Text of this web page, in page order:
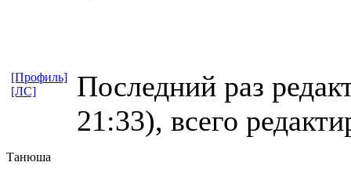
Последний раз
21:33), всего
[Профиль]
[ЛС]
Танюша